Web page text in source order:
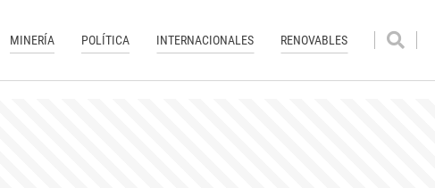
MINERÍA POLÍTICA INTERNACIONALES RENOVABLES